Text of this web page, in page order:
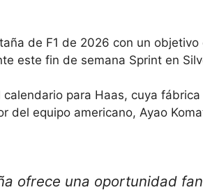
de F1 de 2026 con un
este fin de semana Sprint en
para Haas, cuya
del equipo americano, Ayao
ofrece una oportunidad